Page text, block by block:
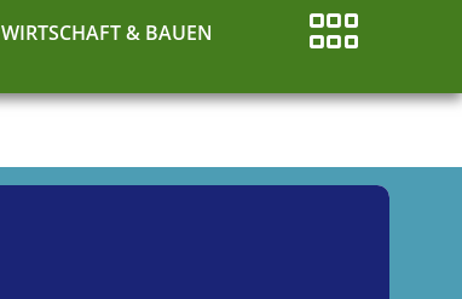
WIRTSCHAFT & BAUEN